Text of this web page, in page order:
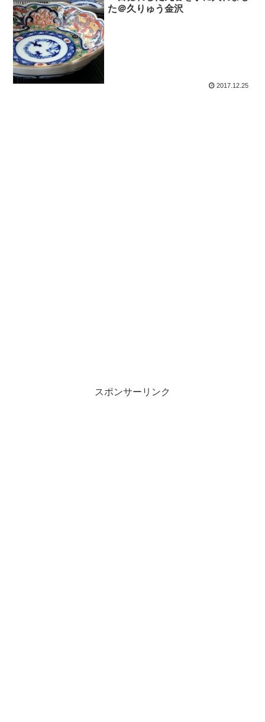
た＠久りゅう金沢
2017.12.25
スポンサーリンク